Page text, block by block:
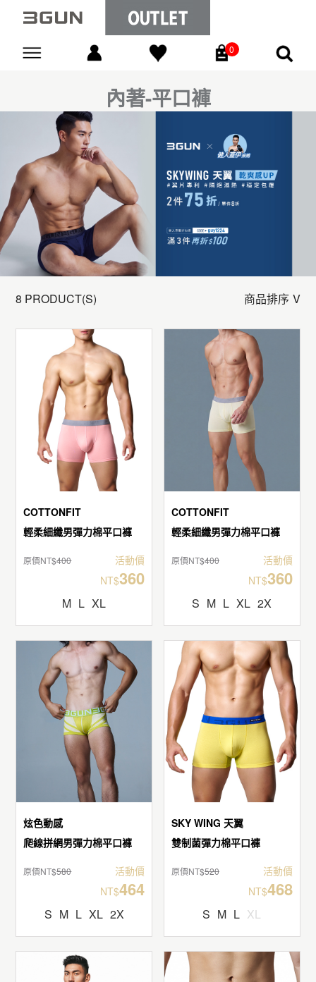
0
內著-平口褲
8 PRODUCT(S) 商品排序
COTTONFIT
輕柔細纖男彈力棉平口褲
原價NT$400
活動價
NT$360
M L XL
COTTONFIT
輕柔細纖男彈力棉平口褲
原價NT$400
活動價
NT$360
S M L XL 2X
炫色動感
爬線拼網男彈力棉平口褲
原價NT$580
活動價
NT$464
S M L XL 2X
SKY WING 天翼
雙制菌彈力棉平口褲
原價NT$520
活動價
NT$468
S M L XL